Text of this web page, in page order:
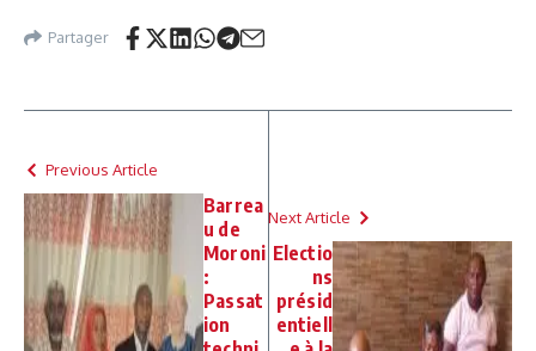
Partager
Previous Article
Barrea
u de
Moroni
:
Passat
ion
Next Article
Electio
ns
présid
entiell